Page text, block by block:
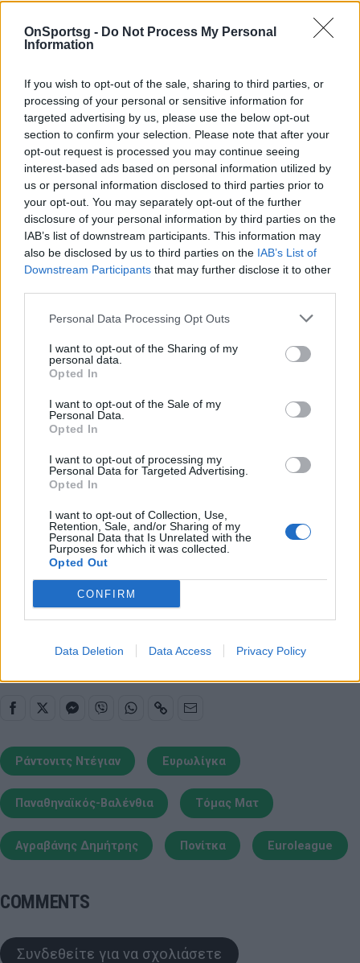
OnSportsg - Do Not Process My Personal
Information
If you wish to opt-out of the sale, sharing to third parties, or
processing of your personal or sensitive information for
targeted advertising by us, please use the below opt-out
section to confirm your selection. Please note that after your
opt-out request is processed you may continue seeing
interest-based ads based on personal information utilized by
us or personal information disclosed to third parties prior to
your opt-out. You may separately opt-out of the further
disclosure of your personal information by third parties on the
IAB’s list of downstream participants. This information may
also be disclosed by us to third parties on the IAB’s List of
Downstream Participants that may further disclose it to other
Personal Data Processing Opt Outs
I want to opt-out of the Sharing of my
personal data.
Opted In
I want to opt-out of the Sale of my
Personal Data.
Opted In
I want to opt-out of processing my
Personal Data for Targeted Advertising.
Opted In
I want to opt-out of Collection, Use,
Retention, Sale, and/or Sharing of my
Personal Data that Is Unrelated with the
Purposes for which it was collected.
Opted Out
CONFIRM
Data Deletion Data Access Privacy Policy
υπολογίζονται, θα τα δούμε αυτά προσεχώς».
Όσον αφορά στον Ματ Τόμας, σχολίασε:
Όμως μετά από μόλις 2-3 προπονήσεις και αύριο το
πρώτο του παιχνίδι, χρειαζόμαστε χρόνο για να
προσαρμοστεί πλήρως με την ομάδα. Η πρώτη
εντύπωση πάντως είναι πολύ θετική. Δεν μπορεί να
είναι στο 100%, αλλά κάνουμε ότι περνάει από το
χέρι μας για φτάσει εκεί το συντομότερο δυνατό».
Αναφορικά με το τι περιμένει να δει από την ομάδα
του, ανέφερε: «Το πρώτο ημίχρονο στη Μαδρίτη
ήταν πολύ κακό. Μας στοίχισε και ένα κακό 7λεπτο
είμαστε έτοιμοι από την αρχή να τα δώσουμε όλα,
να έχουμε ενέργεια, συγκέντρωση και να
αγωνιστούμε με μεγαλύτερη ευθύνη».
READ MORE
Παναθηναϊκός-Βαλένθια: Οι διαιτητές που
σφυρίζουν στο ΟΑΚΑ
Παναθηναϊκός: Φουλάρει για το Κύπελλο ο
Πονίτκα
Παιχνίδι από παντού στη Novibet με το
Ράντονιτς Ντέγιαν Ευρωλίγκα
Παναθηναϊκός-Βαλένθια Τόμας Ματ
Αγραβάνης Δημήτρης Πονίτκα Euroleague
COMMENTS
Συνδεθείτε για να σχολιάσετε